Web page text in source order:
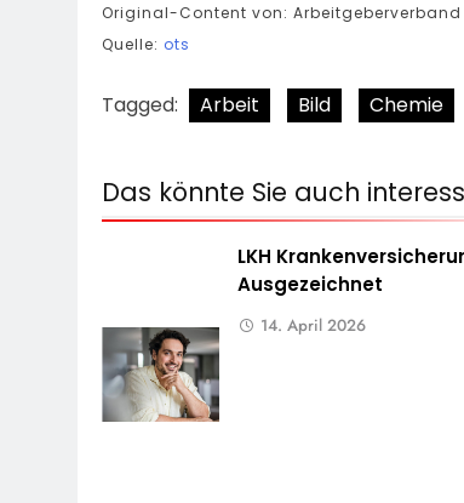
Original-Content von:
Quelle: ots
Tagged: Arbeit Bild Chemie
Das könnte Sie auch
LKH
Ausgezeichnet
14. April 2026